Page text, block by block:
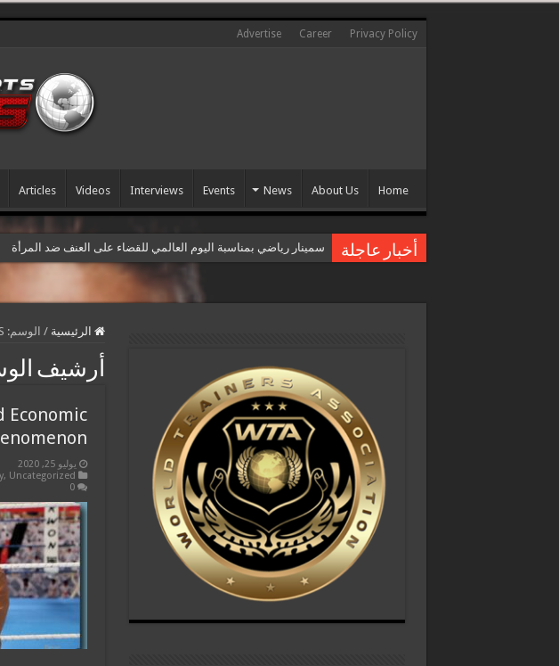
Privacy Policy
Career
Advertise
Home
About Us
News
Events
Interviews
Videos
Articles
أخبار عاجلة سمينار رياضي بمناسبة اليوم العالمي للقضاء على العنف ضد المرأة
الرئيسية / الوسم:
أرشيف
Economic
يوليو 25, 2020
, Uncategorized
0